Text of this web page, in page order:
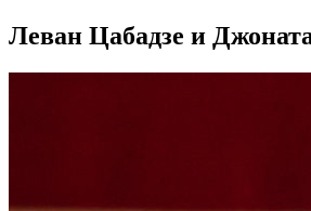
Леван Цабадзе и